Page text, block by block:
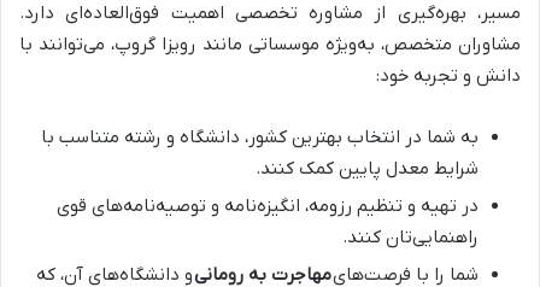
مسیر، بهره‌گیری از مشاوره تخصصی اهمیت فوق‌العاده‌ای دارد.
مشاوران متخصص، به‌ویژه موسساتی مانند رویزا گروپ، می‌توانند با
دانش و تجربه خود:
به شما در انتخاب بهترین کشور، دانشگاه و رشته متناسب با
شرایط معدل پایین کمک کنند.
در تهیه و تنظیم رزومه، انگیزه‌نامه و توصیه‌نامه‌های قوی
راهنمایی‌تان کنند.
شما را با فرصت‌هایمهاجرت به رومانیو دانشگاه‌های آن، که